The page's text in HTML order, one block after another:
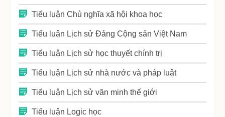
Tiểu luận Chủ nghĩa xã hội khoa học
Tiểu luận Lịch sử Đảng Cộng sản Việt Nam
Tiểu luận Lịch sử học thuyết chính trị
Tiểu luận Lịch sử nhà nước và pháp luật
Tiểu luận Lịch sử văn minh thế giới
Tiểu luận Logic học